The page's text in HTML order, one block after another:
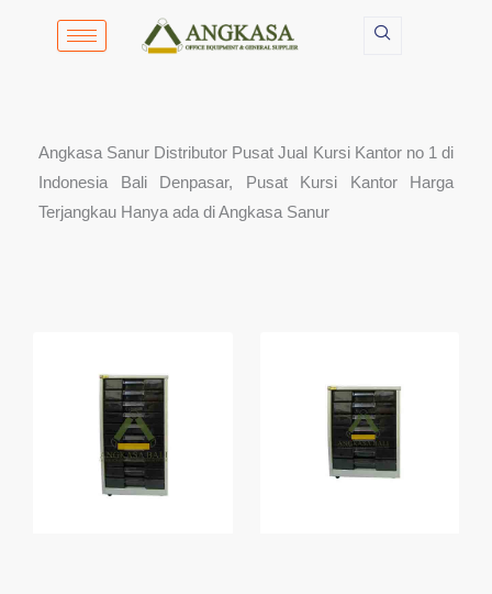
Angkasa Sanur Distributor Pusat Jual Kursi Kantor no 1 di
Indonesia Bali Denpasar, Pusat Kursi Kantor Harga
Terjangkau Hanya ada di Angkasa Sanur